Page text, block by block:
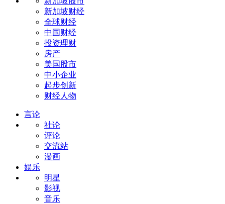
新加坡财经
全球财经
中国财经
投资理财
房产
美国股市
中小企业
起步创新
财经人物
言论
社论
评论
交流站
漫画
娱乐
明星
影视
音乐